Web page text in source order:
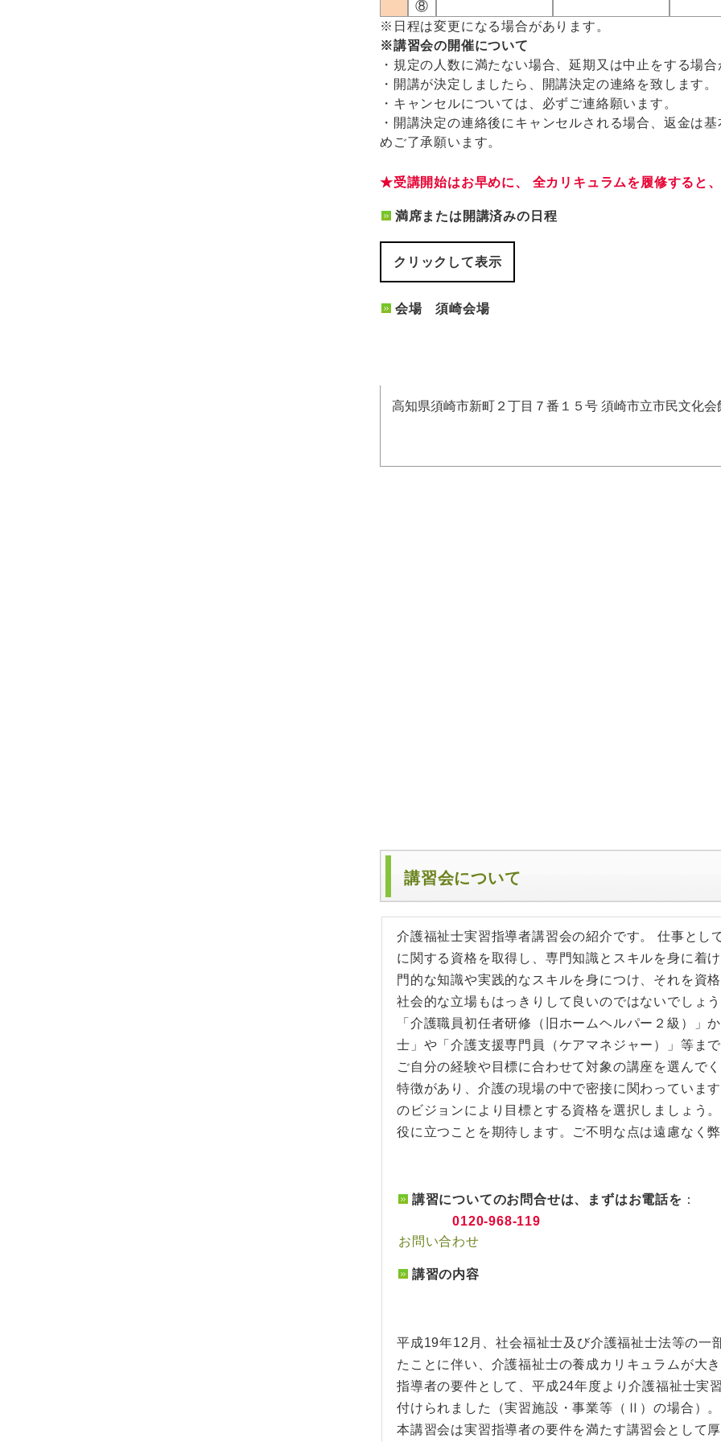
⑧
※日程は変更になる場合があります。
※講習会の開催について
・規定の人数に満たない場合、延期又は中止をする場
・開講が決定しましたら、開講決定の連絡を致します。
・キャンセルについては、必ずご連絡願います。
・開講決定の連絡後にキャンセルされる場合、返金は
めご了承願います。
★受講開始はお早めに、 全カリキュラムを履修すると
満席または開講済みの日程
クリックして表示
会場 須崎会場
高知県須崎市新町２丁目７番１５号 須崎市立市民文化会
講習会について
介護福祉士実習指導者講習会の紹介です。 仕事とし
に関する資格を取得し、専門知識とスキルを身に着
門的な知識や実践的なスキルを身につけ、それを資
社会的な立場もはっきりして良いのではないでしょ
「介護職員初任者研修（旧ホームヘルパー２級）」
士」や「介護支援専門員（ケアマネジャー）」等ま
ご自分の経験や目標に合わせて対象の講座を選んで
特徴があり、介護の現場の中で密接に関わっていま
のビジョンにより目標とする資格を選択しましょう
役に立つことを期待します。ご不明な点は遠慮なく
講習についてのお問合せは、まずはお電話を ：
0120-968-119
お問い合わせ
講習の内容
平成19年12月、社会福祉士及び介護福祉士法等の一
たことに伴い、介護福祉士の養成カリキュラムが大
指導者の要件として、平成24年度より介護福祉士実
付けられました（実習施設・事業等（Ⅱ）の場合）。
本講習会は実習指導者の要件を満たす講習会として